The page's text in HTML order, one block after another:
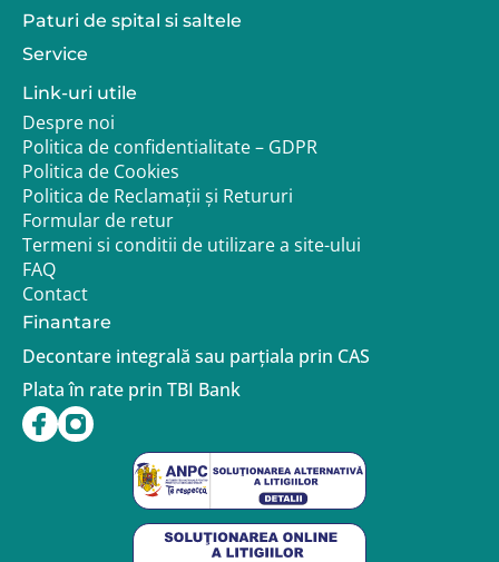
Paturi de spital si saltele
Service
Link-uri utile
Despre noi
Politica de confidentialitate – GDPR
Politica de Cookies
Politica de Reclamații și Retururi
Formular de retur
Termeni si conditii de utilizare a site-ului
FAQ
Contact
Finantare
Decontare integrală sau parțiala prin CAS
Plata în rate prin TBI Bank